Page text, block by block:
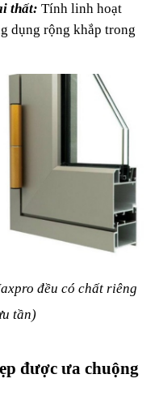
thất: Tính linh hoạt
dụng rộng khắp trong
đều có chất riêng
tần)
được ưa chuộng